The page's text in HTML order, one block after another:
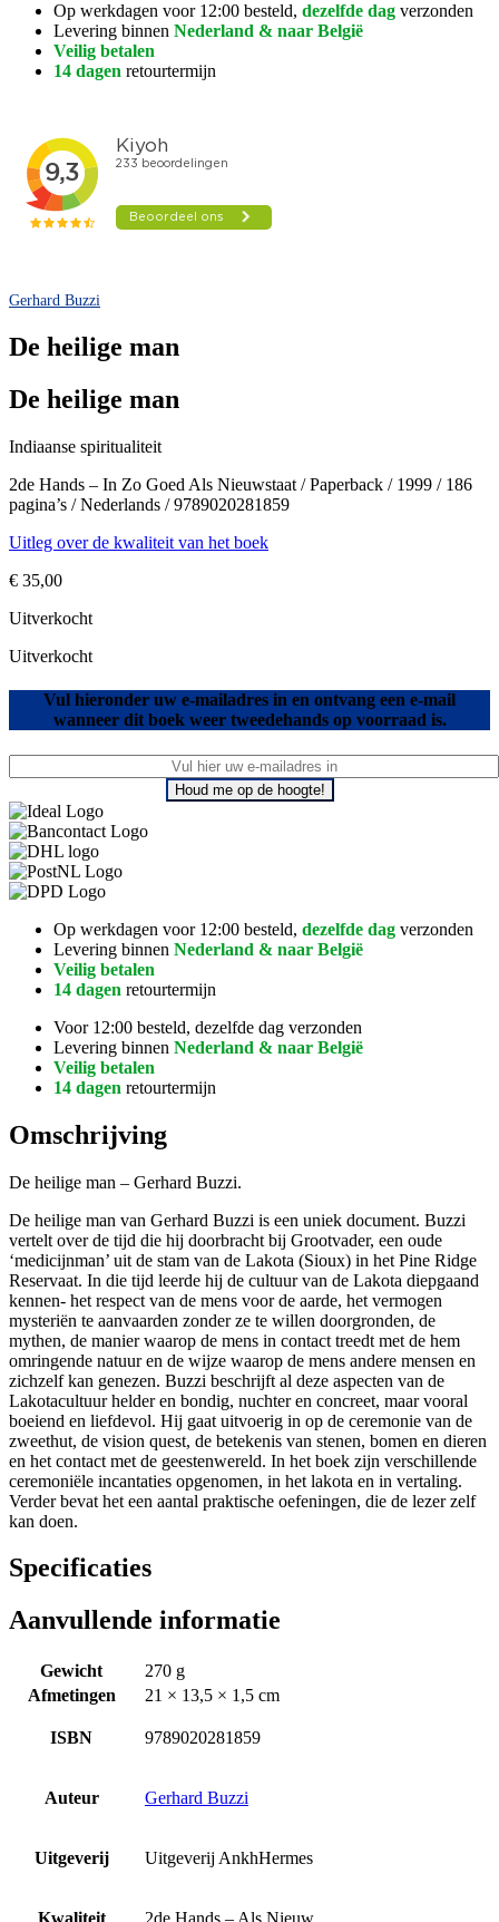
Op werkdagen voor 12:00 besteld, dezelfde dag verzonden
Levering binnen Nederland & naar België
Veilig betalen
14 dagen retourtermijn
Gerhard Buzzi
De heilige man
De heilige man
Indiaanse spiritualiteit
2de Hands – In Zo Goed Als Nieuwstaat / Paperback / 1999 / 186
pagina’s / Nederlands / 9789020281859
Uitleg over de kwaliteit van het boek
€ 35,00
Uitverkocht
Uitverkocht
Vul hieronder uw e-mailadres in en ontvang een e-mail
wanneer dit boek weer tweedehands op voorraad is.
Houd me op de hoogte!
Op werkdagen voor 12:00 besteld, dezelfde dag verzonden
Levering binnen Nederland & naar België
Veilig betalen
14 dagen retourtermijn
Voor 12:00 besteld, dezelfde dag verzonden
Levering binnen Nederland & naar België
Veilig betalen
14 dagen retourtermijn
Omschrijving
De heilige man – Gerhard Buzzi.
De heilige man van Gerhard Buzzi is een uniek document. Buzzi
vertelt over de tijd die hij doorbracht bij Grootvader, een oude
‘medicijnman’ uit de stam van de Lakota (Sioux) in het Pine Ridge
Reservaat. In die tijd leerde hij de cultuur van de Lakota diepgaand
kennen- het respect van de mens voor de aarde, het vermogen
mysteriën te aanvaarden zonder ze te willen doorgronden, de
mythen, de manier waarop de mens in contact treedt met de hem
omringende natuur en de wijze waarop de mens andere mensen en
zichzelf kan genezen. Buzzi beschrijft al deze aspecten van de
Lakotacultuur helder en bondig, nuchter en concreet, maar vooral
boeiend en liefdevol. Hij gaat uitvoerig in op de ceremonie van de
zweethut, de vision quest, de betekenis van stenen, bomen en dieren
en het contact met de geestenwereld. In het boek zijn verschillende
ceremoniële incantaties opgenomen, in het lakota en in vertaling.
Verder bevat het een aantal praktische oefeningen, die de lezer zelf
kan doen.
Specificaties
Aanvullende informatie
Gewicht
270 g
Afmetingen
21 × 13,5 × 1,5 cm
ISBN 9789020281859
Auteur Gerhard Buzzi
Uitgeverij Uitgeverij AnkhHermes